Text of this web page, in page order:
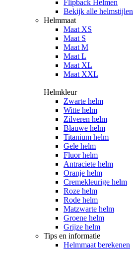
Flipback Helmen
Bekijk alle helmstijlen
Helmmaat
Maat XS
Maat S
Maat M
Maat L
Maat XL
Maat XXL
Helmkleur
Zwarte helm
Witte helm
Zilveren helm
Blauwe helm
Titanium helm
Gele helm
Fluor helm
Antraciete helm
Oranje helm
Cremekleurige helm
Roze helm
Rode helm
Matzwarte helm
Groene helm
Grijze helm
Tips en informatie
Helmmaat berekenen